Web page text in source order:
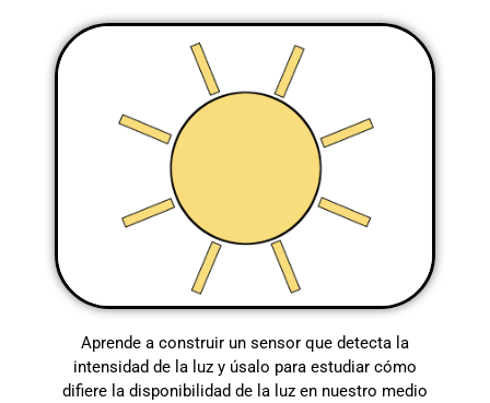
Aprende a construir un sensor que detecta la
intensidad de la luz y úsalo para estudiar cómo
difiere la disponibilidad de la luz en nuestro medio